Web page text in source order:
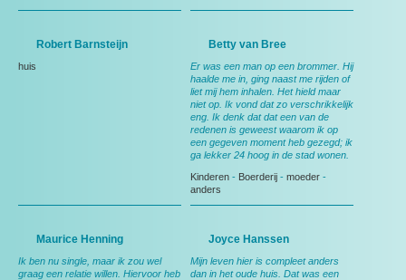
Robert Barnsteijn
huis
Betty van Bree
Er was een man op een brommer. Hij
haalde me in, ging naast me rijden of
liet mij hem inhalen. Het hield maar
niet op. Ik vond dat zo verschrikkelijk
eng. Ik denk dat dat een van de
redenen is geweest waarom ik op
een gegeven moment heb gezegd; ik
ga lekker 24 hoog in de stad wonen.
Kinderen - Boerderij - moeder -
anders
Maurice Henning
Ik ben nu single, maar ik zou wel
graag een relatie willen. Hiervoor heb
Joyce Hanssen
Mijn leven hier is compleet anders
dan in het oude huis. Dat was een